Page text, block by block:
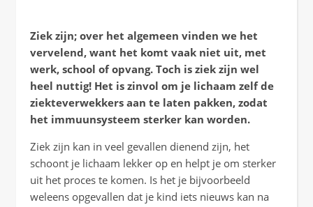
Ziek zijn; over het algemeen vinden we het
vervelend, want het komt vaak niet uit, met
werk, school of opvang. Toch is ziek zijn wel
heel nuttig! Het is zinvol om je lichaam zelf de
ziekteverwekkers aan te laten pakken, zodat
het immuunsysteem sterker kan worden.
Ziek zijn kan in veel gevallen dienend zijn, het
schoont je lichaam lekker op en helpt je om sterker
uit het proces te komen. Is het je bijvoorbeeld
weleens opgevallen dat je kind iets nieuws kan na